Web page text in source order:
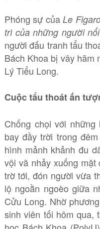
Phóng sự củaLe
trì của những người
người đấu tranh tẩu
Bách Khoa bị vây hãm
Lý Tiểu Long.
Cuộc tẩu thoát ấn
Chống chọi với
bay đầy trời trong
hình mảnh khảnh đu
vội vã nhảy xuống
trờ tới, đón người vừa
lộ ngoằn ngoèo giữa
Cửu Long. Nhờ
sinh viên tối hôm qua,